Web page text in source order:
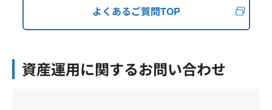
よくあるご質問TOP
資産運用に関するお問い合わせ